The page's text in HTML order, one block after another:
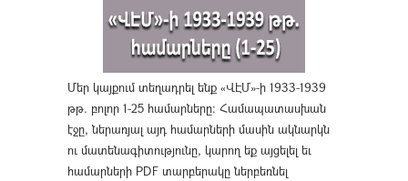
Մեր կայքում տեղադրել ենք «ՎԷՄ»-ի 1933-1939
թթ. բոլոր 1-25 համարները։ Համապատասխան
էջը, ներառյալ այդ համարների մասին ակնարկն
ու մատենագիտությունը, կարող եք այցելել եւ
համարների PDF տարբերակը ներբեռնել